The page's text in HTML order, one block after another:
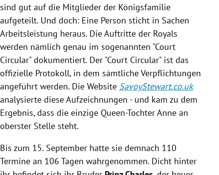
Untermenü
sind gut auf die Mitglieder der Königsfamilie
aufgeteilt. Und doch: Eine Person sticht in Sachen
Arbeitsleistung heraus. Die Auftritte der Royals
werden nämlich genau im sogenannten "Court
Circular" dokumentiert. Der "Court Circular" ist das
offizielle Protokoll, in dem sämtliche Verpflichtungen
angeführt werden. Die Website SavoyStewart.co.uk
analysierte diese Aufzeichnungen - und kam zu dem
Ergebnis, dass die einzige Queen-Tochter Anne an
oberster Stelle steht.
Bis zum 15. September hatte sie demnach 110
Termine an 106 Tagen wahrgenommen. Dicht hinter